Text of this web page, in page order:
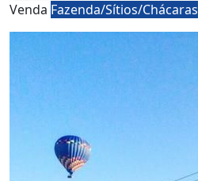
Venda Fazenda/Sítios/Chácaras